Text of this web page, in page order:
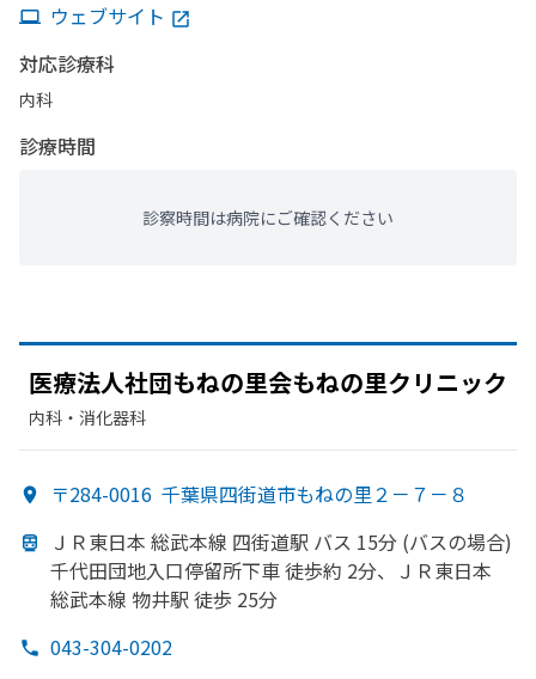
ウェブサイト
対応診療科
内科
診療時間
診察時間は病院にご確認ください
医療法人社団もねの里会もねの里クリニック
内科・​消化器科
〒284-0016 千葉県四街道市もねの里２－７－８
ＪＲ東日本 総武本線 四街道駅 バス 15分 (バスの場合)
千代田団地入口停留所下車 徒歩約 2分、 ＪＲ東日本
総武本線 物井駅 徒歩 25分
043-304-0202